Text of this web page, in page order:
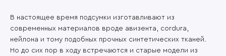
В настоящее время подсумки изготавливают из
современных материалов вроде авизента, cordura,
нейлона и тому подобных прочных синтетических тканей.
Но до сих пор в ходу встречаются и старые модели из